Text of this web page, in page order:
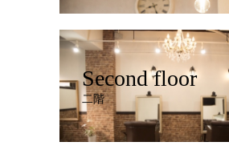
Second floor
二階